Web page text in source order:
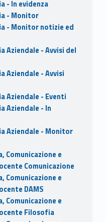
- In evidenza
- Monitor
- Monitor notizie ed
Aziendale - Avvisi del
Aziendale - Avvisi
Aziendale - Eventi
Aziendale - In
Aziendale - Monitor
e
Comunicazione
e
DAMS
e
Filosofia